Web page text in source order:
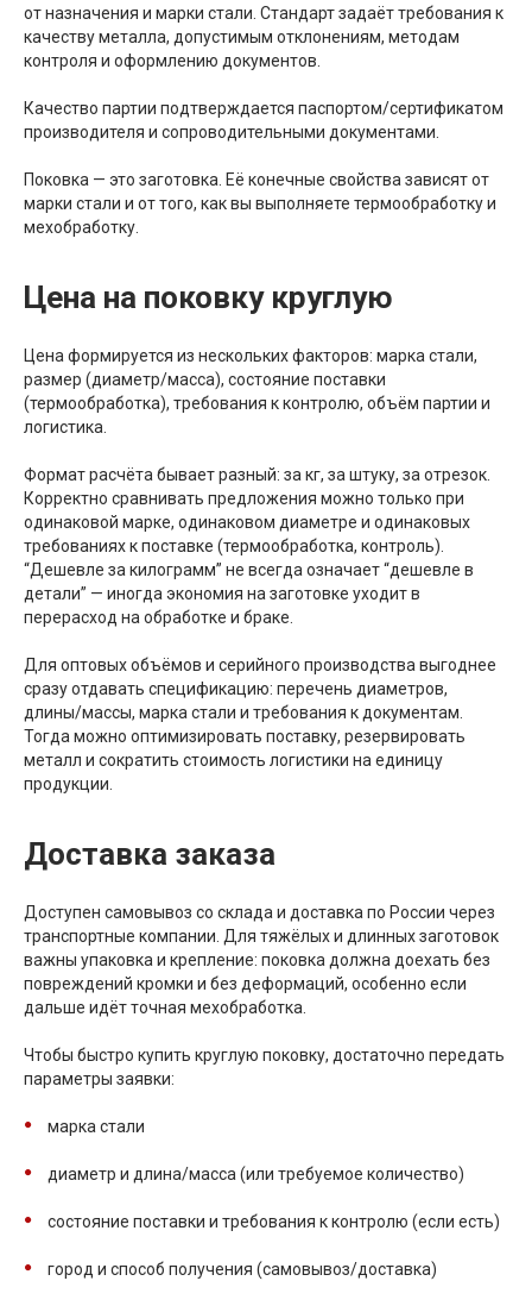
от назначения и марки стали. Стандарт задаёт требования к
качеству металла, допустимым отклонениям, методам
контроля и оформлению документов.
Качество партии подтверждается паспортом/сертификатом
производителя и сопроводительными документами.
Поковка — это заготовка. Её конечные свойства зависят от
марки стали и от того, как вы выполняете термообработку и
мехобработку.
Цена на поковку круглую
Цена формируется из нескольких факторов: марка стали,
размер (диаметр/масса), состояние поставки
(термообработка), требования к контролю, объём партии и
логистика.
Формат расчёта бывает разный: за кг, за штуку, за отрезок.
Корректно сравнивать предложения можно только при
одинаковой марке, одинаковом диаметре и одинаковых
требованиях к поставке (термообработка, контроль).
“Дешевле за килограмм” не всегда означает “дешевле в
детали” — иногда экономия на заготовке уходит в
перерасход на обработке и браке.
Для оптовых объёмов и серийного производства выгоднее
сразу отдавать спецификацию: перечень диаметров,
длины/массы, марка стали и требования к документам.
Тогда можно оптимизировать поставку, резервировать
металл и сократить стоимость логистики на единицу
продукции.
Доставка заказа
Доступен самовывоз со склада и доставка по России через
транспортные компании. Для тяжёлых и длинных заготовок
важны упаковка и крепление: поковка должна доехать без
повреждений кромки и без деформаций, особенно если
дальше идёт точная мехобработка.
Чтобы быстро купить круглую поковку, достаточно передать
параметры заявки:
марка стали
диаметр и длина/масса (или требуемое количество)
состояние поставки и требования к контролю (если есть)
город и способ получения (самовывоз/доставка)